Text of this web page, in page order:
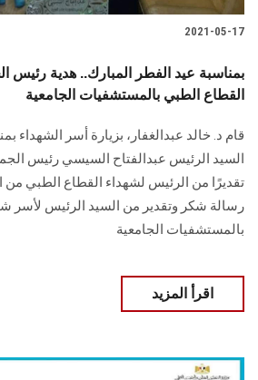
2021-05-17
بمناسبة عيد الفطر المبارك.. هدية رئيس
القطاع الطبي بالمستشفيات الجامعية
قام د. خالد عبدالغفار، بزيارة أسر الشهداء
السيد الرئيس عبدالفتاح السيسي رئيس
تقديرًا من الرئيس لشهداء القطاع الطبي من
رسالة شكر وتقدير من السيد الرئيس لأسر
بالمستشفيات الجامعية
اقرأ المزيد